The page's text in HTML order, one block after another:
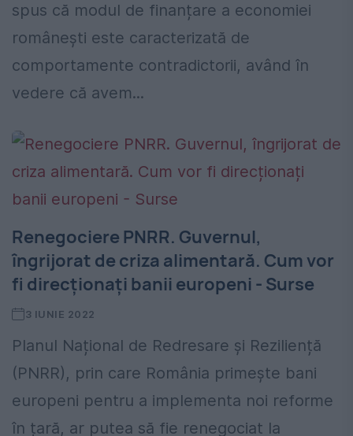
spus că modul de finanțare a economiei
românești este caracterizată de
comportamente contradictorii, având în
vedere că avem...
Renegociere PNRR. Guvernul,
îngrijorat de criza alimentară. Cum vor
fi direcționați banii europeni - Surse
3 IUNIE 2022
Planul Național de Redresare și Reziliență
(PNRR), prin care România primește bani
europeni pentru a implementa noi reforme
în țară, ar putea să fie renegociat la